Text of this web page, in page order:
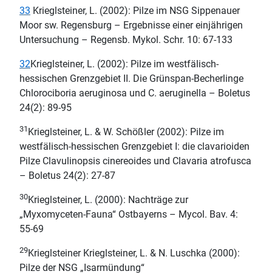
33 Krieglsteiner, L. (2002): Pilze im NSG Sippenauer
Moor sw. Regensburg – Ergebnisse einer einjährigen
Untersuchung – Regensb. Mykol. Schr. 10: 67-133
32Krieglsteiner, L. (2002): Pilze im westfälisch-
hessischen Grenzgebiet II. Die Grünspan-Becherlinge
Chlorociboria aeruginosa und C. aeruginella – Boletus
24(2): 89-95
31 Krieglsteiner, L. & W. Schößler (2002): Pilze im
westfälisch-hessischen Grenzgebiet I: die clavarioiden
Pilze Clavulinopsis cinereoides und Clavaria atrofusca
– Boletus 24(2): 27-87
30Krieglsteiner, L. (2000): Nachträge zur
„Myxomyceten-Fauna“ Ostbayerns – Mycol. Bav. 4:
55-69
29Krieglsteiner Krieglsteiner, L. & N. Luschka (2000):
Pilze der NSG „Isarmündung“